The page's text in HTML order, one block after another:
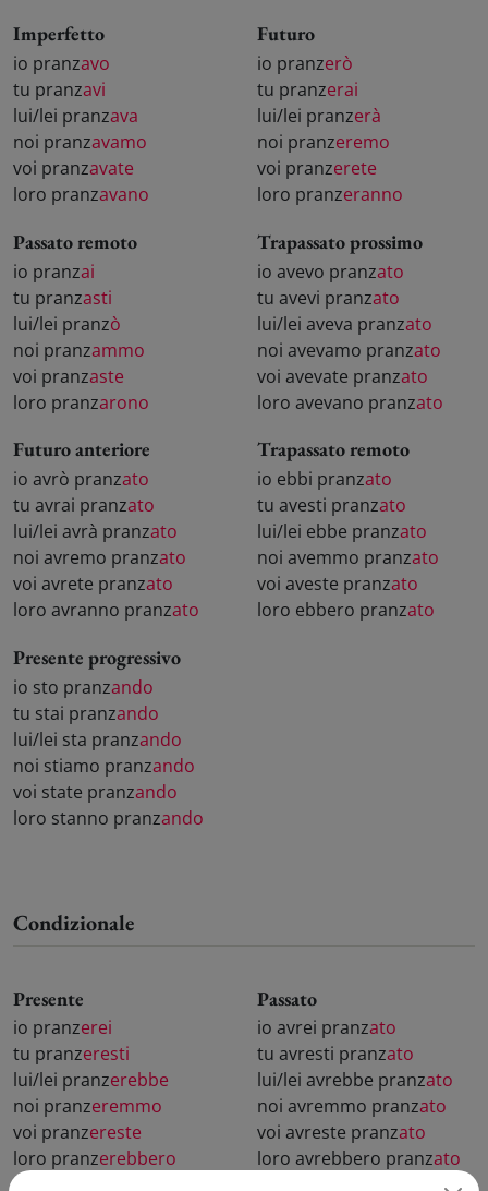
Imperfetto
io pranzavo
tu pranzavi
lui/lei pranzava
noi pranzavamo
voi pranzavate
loro pranzavano
Futuro
io pranzerò
tu pranzerai
lui/lei pranzerà
noi pranzeremo
voi pranzerete
loro pranzeranno
Passato remoto
io pranzai
tu pranzasti
lui/lei pranzò
noi pranzammo
voi pranzaste
loro pranzarono
Trapassato prossimo
io avevo pranzato
tu avevi pranzato
lui/lei aveva pranzato
noi avevamo pranzato
voi avevate pranzato
loro avevano pranzato
Futuro anteriore
io avrò pranzato
tu avrai pranzato
lui/lei avrà pranzato
noi avremo pranzato
voi avrete pranzato
loro avranno pranzato
Trapassato remoto
io ebbi pranzato
tu avesti pranzato
lui/lei ebbe pranzato
noi avemmo pranzato
voi aveste pranzato
loro ebbero pranzato
Presente progressivo
io sto pranzando
tu stai pranzando
lui/lei sta pranzando
noi stiamo pranzando
voi state pranzando
loro stanno pranzando
Condizionale
Presente
io pranzerei
tu pranzeresti
lui/lei pranzerebbe
noi pranzeremmo
voi pranzereste
loro pranzerebbero
Passato
io avrei pranzato
tu avresti pranzato
lui/lei avrebbe pranzato
noi avremmo pranzato
voi avreste pranzato
loro avrebbero pranzato